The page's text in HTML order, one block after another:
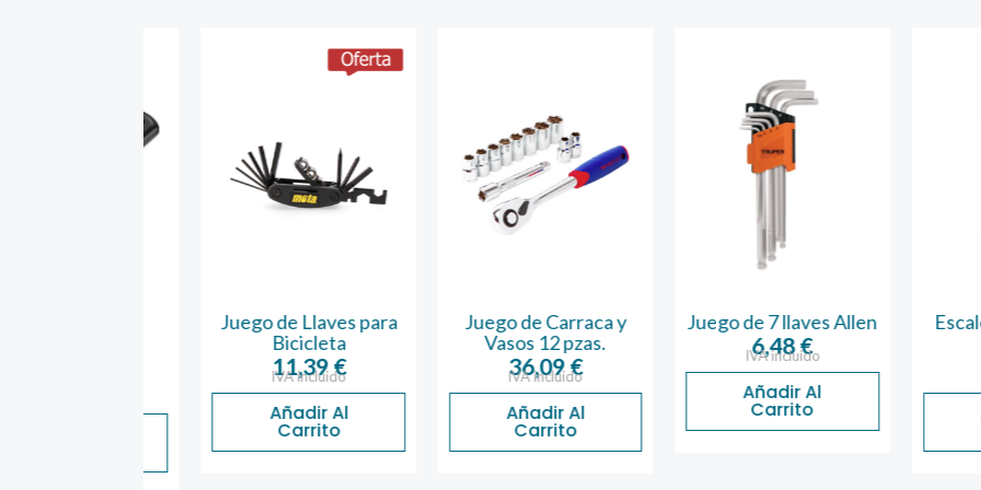
Juego de Llaves para
Bicicleta
11,39€
IVA incluido
Añadir Al
Carrito
Juego de Carraca y
Vasos 12 pzas.
36,09€
IVA incluido
Añadir Al
Carrito
Juego de 7 llaves Allen
6,48€
IVA incluido
Añadir Al
Carrito
Escalera
IVA